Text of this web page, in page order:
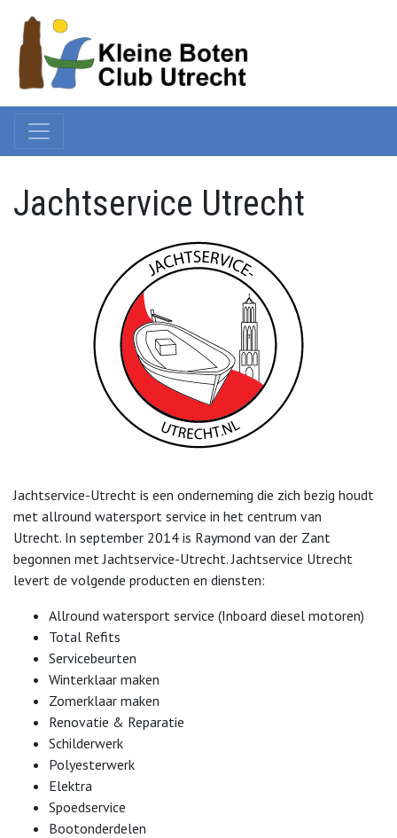
Jachtservice Utrecht
Jachtservice-Utrecht is een onderneming die zich bezig houdt
met allround watersport service in het centrum van
Utrecht. In september 2014 is Raymond van der Zant
begonnen met Jachtservice-Utrecht. Jachtservice Utrecht
levert de volgende producten en diensten:
Allround watersport service (Inboard diesel motoren)
Total Refits
Servicebeurten
Winterklaar maken
Zomerklaar maken
Renovatie & Reparatie
Schilderwerk
Polyesterwerk
Elektra
Spoedservice
Bootonderdelen